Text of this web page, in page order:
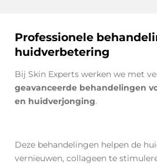
Professionele
huidverbetering
Bij Skin Experts werken we met
geavanceerde behandelingen
en huidverjonging.
Deze behandelingen helpen de
vernieuwen, collageen te